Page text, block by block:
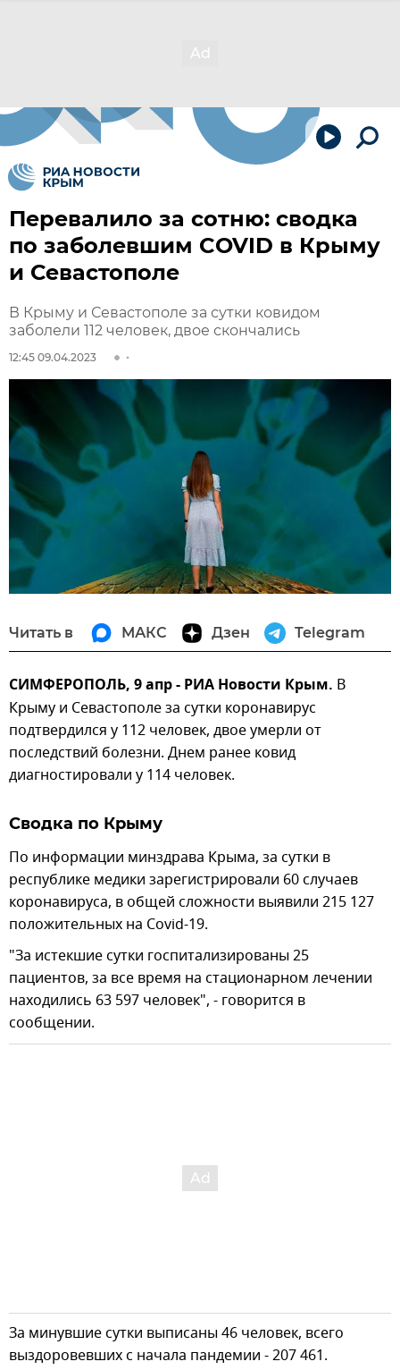
Перевалило за сотню: сводка
по заболевшим COVID в Крыму
и Севастополе
В Крыму и Севастополе за сутки ковидом
заболели 112 человек, двое скончались
12:45 09.04.2023
Читать в МАКС Дзен Telegram
СИМФЕРОПОЛЬ, 9 апр - РИА Новости Крым. В
Крыму и Севастополе за сутки коронавирус
подтвердился у 112 человек, двое умерли от
последствий болезни. Днем ранее ковид
диагностировали у 114 человек.
Сводка по Крыму
По информации минздрава Крыма, за сутки в
республике медики зарегистрировали 60 случаев
коронавируса, в общей сложности выявили 215 127
положительных на Covid-19.
"За истекшие сутки госпитализированы 25
пациентов, за все время на стационарном лечении
находились 63 597 человек", - говорится в
сообщении.
За минувшие сутки выписаны 46 человек, всего
выздоровевших с начала пандемии - 207 461.